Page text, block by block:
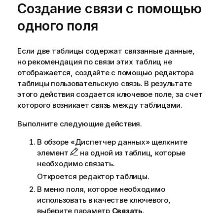
Создание связи с помощью
одного поля
Если две таблицы содержат связанные данные,
но рекомендация по связи этих таблиц не
отображается, создайте с помощью редактора
таблицы пользовательскую связь. В результате
этого действия создается ключевое поле, за счет
которого возникает связь между таблицами.
Выполните следующие действия.
В обзоре «Диспетчер данных» щелкните
элемент
на одной из таблиц, которые
необходимо связать.
Откроется редактор таблицы.
В меню поля, которое необходимо
использовать в качестве ключевого,
выберите параметр Связать.